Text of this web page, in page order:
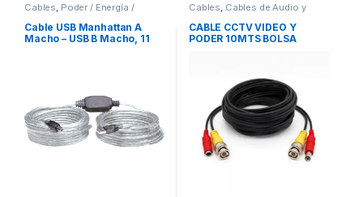
Cables Poder / Energía /
Alimentación
Cable USB Manhattan A
Macho – USB B Macho, 11
Cables Cables de Audio y
CABLE CCTV VIDEO Y
PODER 10MTS BOLSA